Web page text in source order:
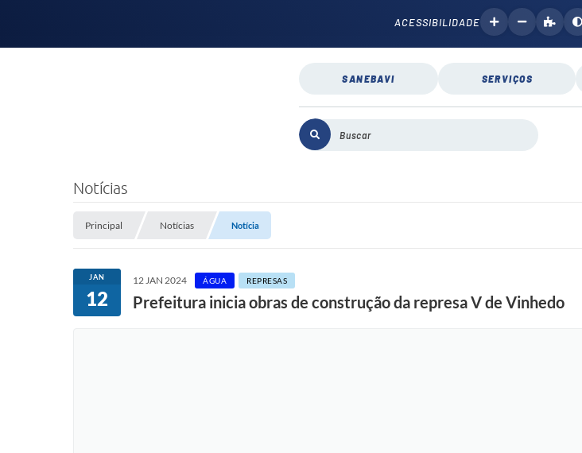
SANEBAVI SERVIÇOS
ACESSIBILIDADE
Notícias
Principal Notícias Notícia
JAN
12
12 JAN 2024 ÁGUA REPRESAS
Prefeitura inicia obras de construção da represa V de Vinhedo